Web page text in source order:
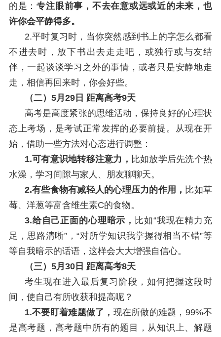
的是：专注眼前事，不去在意或远或近的未来，也
许你会平静得多。
2.平时复习时，当你突然感到书上的字怎么都看
不进去时，放下书出去走走吧，或独行或与友结
伴，一起谈谈学习之外的事情，或者只是安静地走
走，相信再回来时，你会好些。
（二）5月29日 距离高考9天
高考是高度紧张的思维活动，保持良好的心理状
态上考场，是考试正常发挥的必要前提。从现在开
始，借助一些方法对心态进行调整：
1.可有意识地转移注意力， 比如放学后先洗个热
水澡，学习间隙与家人、朋友聊聊天。
2.有些食物有减轻人的心理压力的作用， 比如草
莓、洋葱等富含维生素C的食物。
3.给自己正面的心理暗示， 比如“我现在精力充
足，思路清晰”，“对所学知识我掌握得相当不错”等
等自我暗示的话语，这样会大大增强自信心。
（三）5月30日 距离高考8天
考生现在进入最后复习阶段，如何把握这段时
间，使自己有所收获和提高呢？
1.不要盯着难题做了， 现在所做的难题，99%不
是高考题，高考题中所有的题目，从知识上、解题